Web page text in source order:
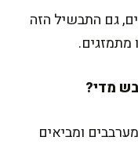
גם התבשיל הזה
ומביאים